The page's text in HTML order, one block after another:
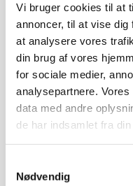
Vi bruger cookies til at
annoncer, til at vise
at analysere vores
din brug af vores
for sociale medier,
analysepartnere.
data med andre
de har indsamlet fra
Nødvendig
Fermeté:
Tirure:
Fibres De Brosses:
Résistance à la
Conditionnement:
Poids:
Boîte dimension: